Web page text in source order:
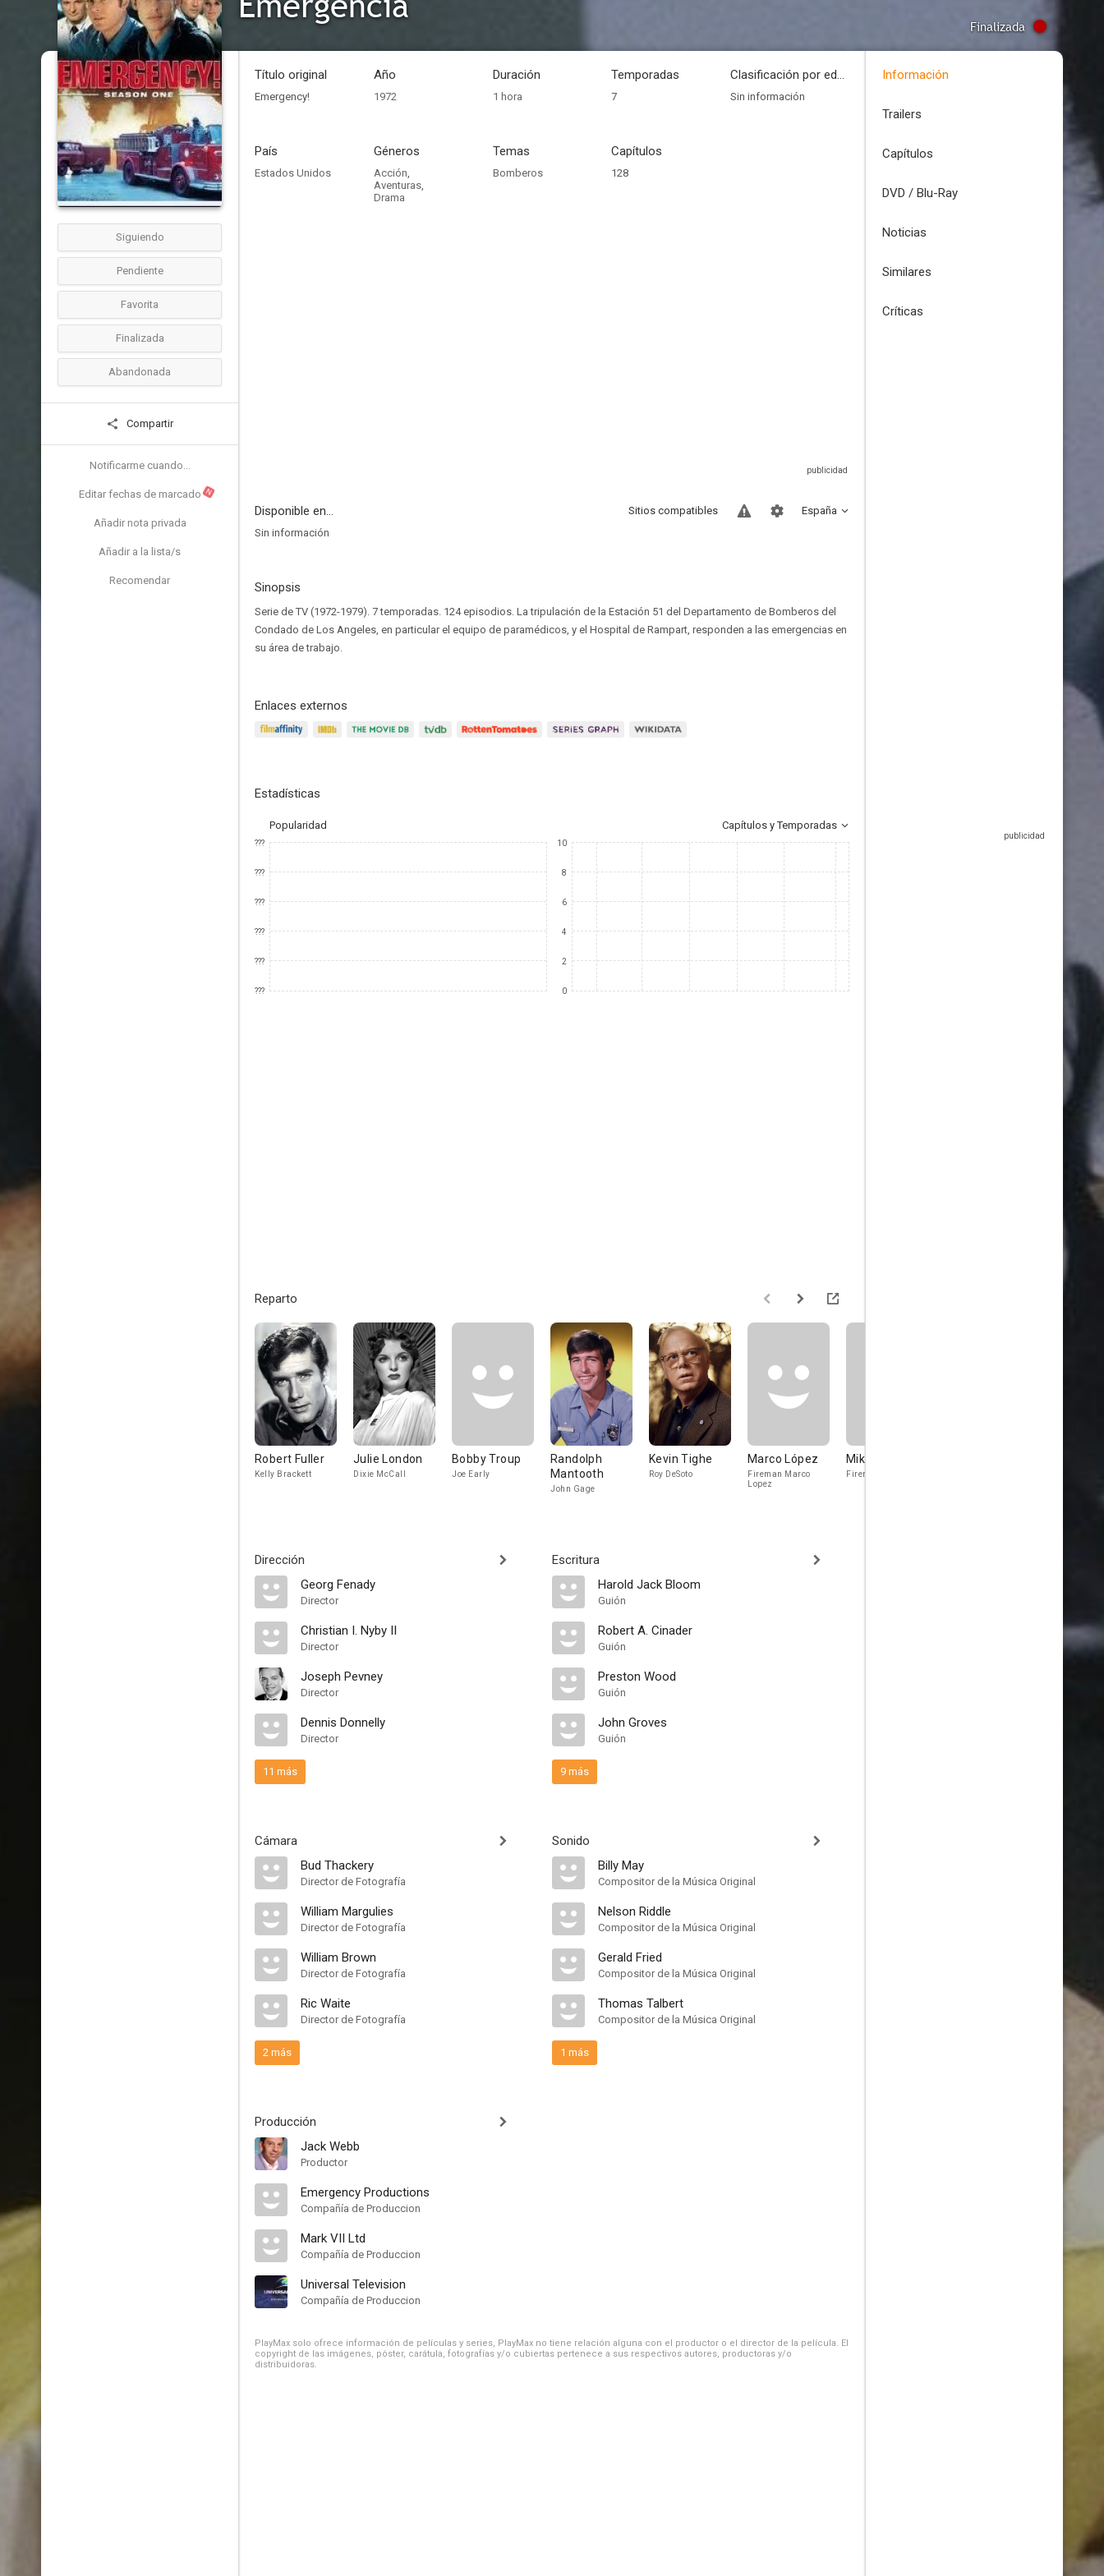
Finalizada
Siguiendo
Pendiente
Favorita
Finalizada
Abandonada
Compartir
Notificarme cuando...
Editar fechas de marcado N
Añadir nota privada
Añadir a la lista/s
Recomendar
Título original
Emergency!
Año
1972
Duración
1 hora
Temporadas
7
Clasificación por edades
Sin información
País
Estados Unidos
Géneros
Acción,
Aventuras,
Drama
Temas
Bomberos
Capítulos
128
Disponible en... España
Sitios compatibles
Sin información
Sinopsis
Serie de TV (1972-1979). 7 temporadas. 124 episodios. La tripulación de la Estación 51 del Departamento de Bomberos del
Condado de Los Angeles, en particular el equipo de paramédicos, y el Hospital de Rampart, responden a las emergencias en
su área de trabajo.
Enlaces externos
Estadísticas
Popularidad Capítulos y Temporadas
???
???
???
???
???
???
10
8
6
4
2
0
Reparto
Robert Fuller
Kelly Brackett
Julie London
Dixie McCall
Bobby Troup
Joe Early
Randolph
Mantooth
John Gage
Kevin Tighe
Roy DeSoto
Marco López
Fireman Marco
Lopez
Mike Stoker
Fireman Mike Stoker
Dirección
Georg Fenady
Director
Christian I. Nyby II
Director
Joseph Pevney
Director
Dennis Donnelly
Director
11 más
Cámara
Bud Thackery
Director de Fotografía
William Margulies
Director de Fotografía
William Brown
Director de Fotografía
Ric Waite
Director de Fotografía
2 más
Producción
Jack Webb
Productor
Emergency Productions
Compañía de Produccion
Mark VII Ltd
Compañía de Produccion
Universal Television
Compañía de Produccion
Escritura
Harold Jack Bloom
Guión
Robert A. Cinader
Guión
Preston Wood
Guión
John Groves
Guión
9 más
Sonido
Billy May
Compositor de la Música Original
Nelson Riddle
Compositor de la Música Original
Gerald Fried
Compositor de la Música Original
Thomas Talbert
Compositor de la Música Original
1 más
PlayMax solo ofrece información de películas y series, PlayMax no tiene relación alguna con el productor o el director de la película. El
copyright de las imágenes, póster, carátula, fotografías y/o cubiertas pertenece a sus respectivos autores, productoras y/o
distribuidoras.
Información
Trailers
Capítulos
DVD / Blu-Ray
Noticias
Similares
Críticas